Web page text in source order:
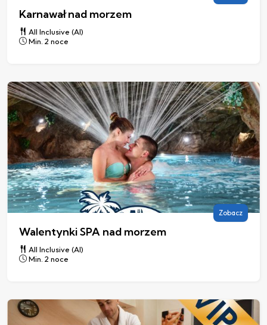
Karnawał nad morzem
All Inclusive (AI)
Min. 2 noce
Walentynki SPA nad morzem
All Inclusive (AI)
Min. 2 noce
Zobacz